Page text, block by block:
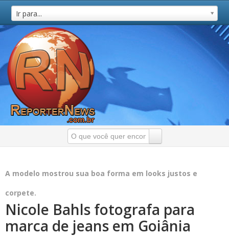
Ir para...
A modelo mostrou sua boa forma em looks justos e
corpete.
Nicole Bahls fotografa para
marca de jeans em Goiânia